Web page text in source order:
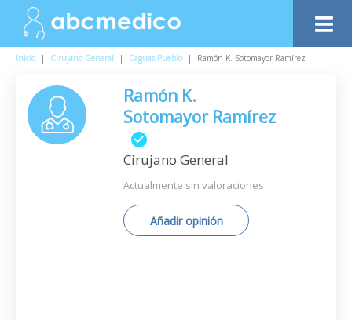
Inicio | Cirujano General | Caguas Pueblo | Ramón K. Sotomayor Ramírez
Ramón K.
Sotomayor Ramírez
Cirujano General
Actualmente sin valoraciones
Añadir opinión